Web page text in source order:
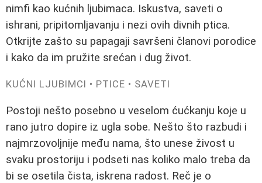
nimfi kao kućnih ljubimaca. Iskustva, saveti o
ishrani, pripitomljavanju i nezi ovih divnih ptica.
Otkrijte zašto su papagaji savršeni članovi porodice
i kako da im pružite srećan i dug život.
KUĆNI LJUBIMCI • PTICE • SAVETI
Postoji nešto posebno u veselom ćućkanju koje u
rano jutro dopire iz ugla sobe. Nešto što razbudi i
najmrzovoljnije među nama, što unese živost u
svaku prostoriju i podseti nas koliko malo treba da
bi se osetila čista, iskrena radost. Reč je o